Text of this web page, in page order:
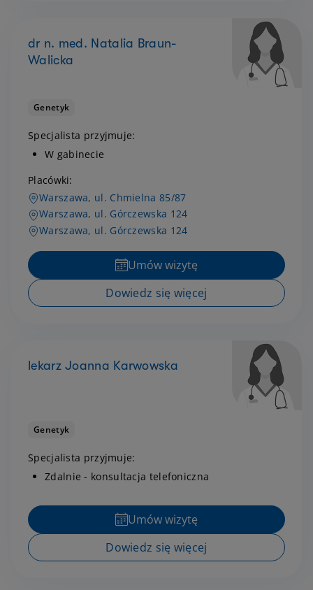
dr n. med. Natalia Braun-
Walicka
Genetyk
Specjalista przyjmuje:
W gabinecie
Placówki:
Warszawa, ul. Chmielna 85/87
Warszawa, ul. Górczewska 124
Warszawa, ul. Górczewska 124
Umów wizytę
Dowiedz się więcej
lekarz Joanna Karwowska
Genetyk
Specjalista przyjmuje:
Zdalnie - konsultacja telefoniczna
Umów wizytę
Dowiedz się więcej